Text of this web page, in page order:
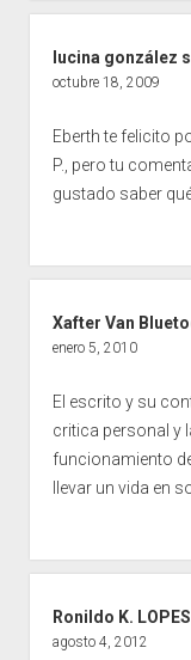
lucina gonzález
octubre 18, 2009
Eberth te felicito
P., pero tu
gustado saber
Xafter Van
enero 5, 2010
El escrito y su
critica personal y
funcionamiento
llevar un vida en
Ronildo K. LOPES
agosto 4, 2012